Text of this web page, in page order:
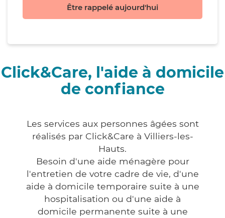
Être rappelé aujourd'hui
Click&Care, l'aide à domicile
de confiance
Les services aux personnes âgées sont
réalisés par Click&Care à Villiers-les-
Hauts.
Besoin d'une aide ménagère pour
l'entretien de votre cadre de vie, d'une
aide à domicile temporaire suite à une
hospitalisation ou d'une aide à
domicile permanente suite à une